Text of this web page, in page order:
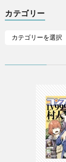
カテゴリー